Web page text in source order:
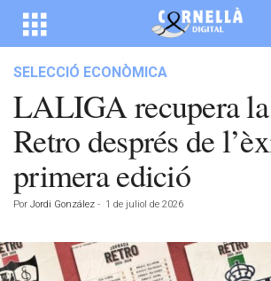
SELECCIÓ ECONÒMICA
LALIGA recupera
Retro després de
primera edició
Por Jordi González - 1 de juliol de 2026